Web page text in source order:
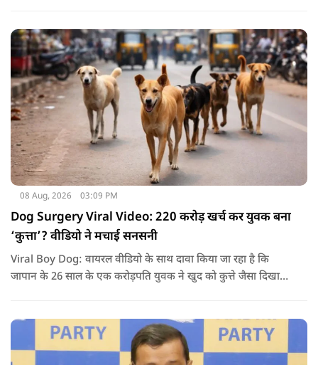
08 Aug, 2026 03:09 PM
Dog Surgery Viral Video: 220 करोड़ खर्च कर युवक बना
‘कुत्ता’? वीडियो ने मचाई सनसनी
Viral Boy Dog: वायरल वीडियो के साथ दावा किया जा रहा है कि
जापान के 26 साल के एक करोड़पति युवक ने खुद को कुत्ते जैसा दिखाने
करवाईं और अब वह कुत्ते की तरह दिखने, चलने और रहने की कोशिश
करता है.